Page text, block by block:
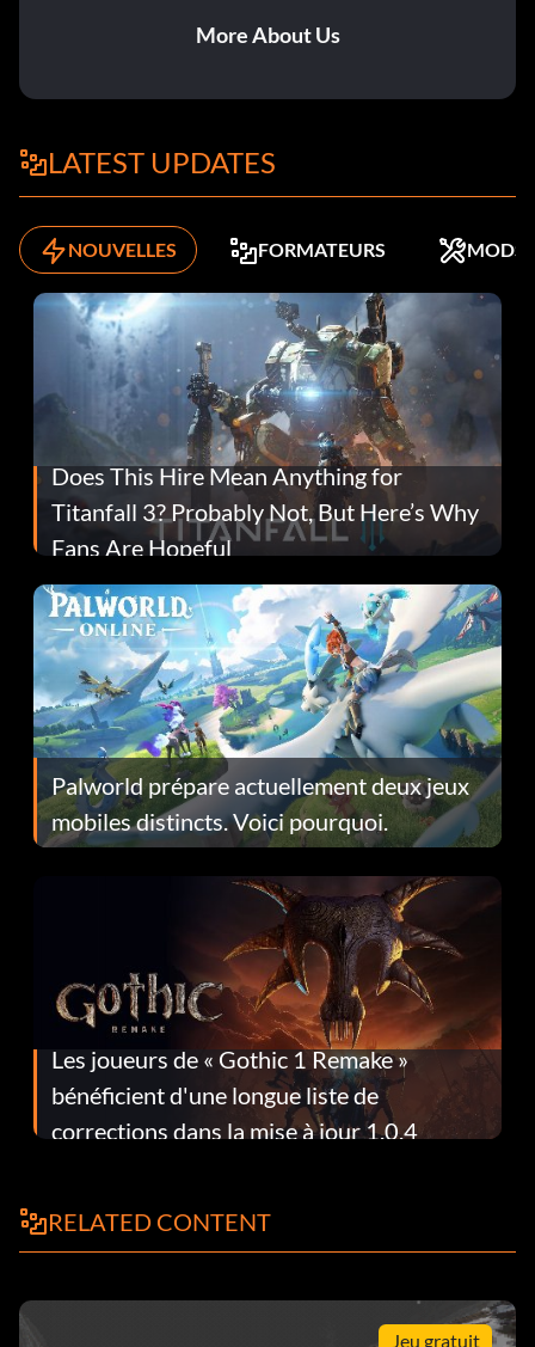
More About Us
LATEST UPDATES
NOUVELLES FORMATEURS MODS
Does This Hire Mean Anything for
Titanfall 3? Probably Not, But Here’s Why
Fans Are Hopeful
Palworld prépare actuellement deux jeux
mobiles distincts. Voici pourquoi.
Les joueurs de « Gothic 1 Remake »
bénéficient d'une longue liste de
corrections dans la mise à jour 1.0.4
RELATED CONTENT
Jeu gratuit